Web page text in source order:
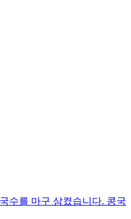
수를 마구 삼켰습니다. 콩국